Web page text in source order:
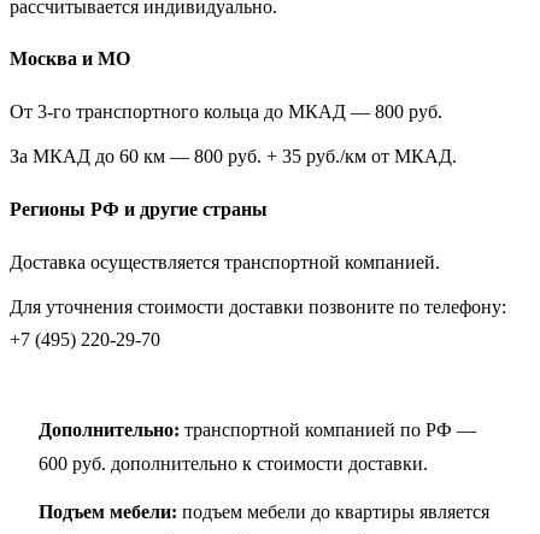
рассчитывается индивидуально.
Москва и МО
От 3-го транспортного кольца до МКАД — 800 руб.
За МКАД до 60 км — 800 руб. + 35 руб./км от МКАД.
Регионы РФ и другие страны
Доставка осуществляется транспортной компанией.
Для уточнения стоимости доставки позвоните по телефону:
+7 (495) 220-29-70
Дополнительно: транспортной компанией по РФ —
600 руб. дополнительно к стоимости доставки.
Подъем мебели: подъем мебели до квартиры является